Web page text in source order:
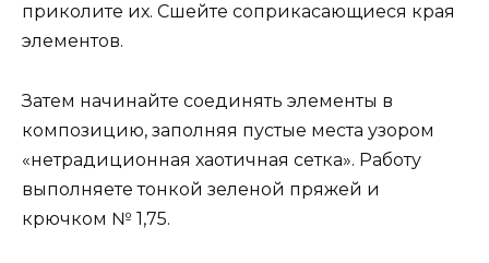
приколите их. Сшейте соприкасающиеся края
элементов.
Затем начинайте соединять элементы в
композицию, заполняя пустые места узором
«нетрадиционная хаотичная сетка». Работу
выполняете тонкой зеленой пряжей и
крючком № 1,75.